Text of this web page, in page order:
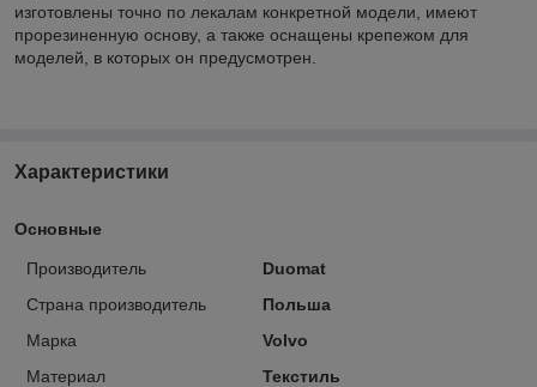
изготовлены точно по лекалам конкретной модели, имеют
прорезиненную основу, а также оснащены крепежом для
моделей, в которых он предусмотрен.
Характеристики
Основные
Производитель
Duomat
Страна производитель
Польша
Марка
Volvo
Материал
Текстиль